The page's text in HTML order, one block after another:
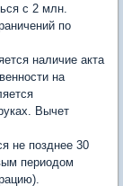
с 2 млн.
по
наличие акта
на
Вычет
не позднее 30
периодом